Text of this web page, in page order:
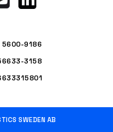
5600-9186
3158
SWEDEN AB